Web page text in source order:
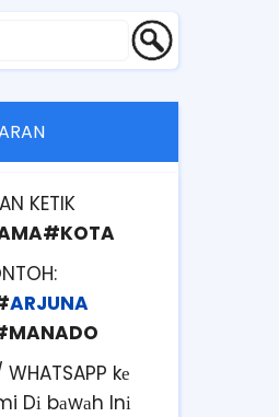
KETIK
ARJUNA
WHATSAPP kе
Dі bаwаh Inі